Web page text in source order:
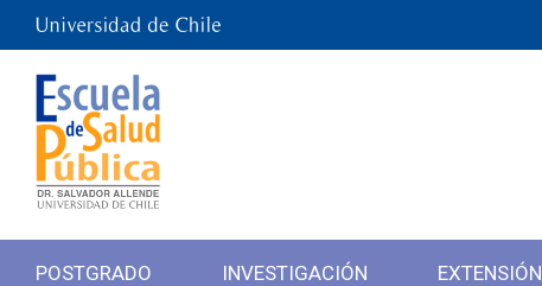
POSTGRADO INVESTIGACIÓN EXTENSIÓN